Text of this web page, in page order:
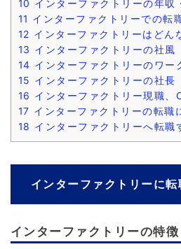
10 インターファクトリーの年収
11 インターファクトリーでの転
12 インターファクトリーはどん
13 インターファクトリーの社風
14 インターファクトリーのワー
15 インターファクトリーの社長
16 インターファクトリー現職、
17 インターファクトリーの転職
18 インターファクトリーへ転職
インターファクトリーに転
インターファクトリーの特徴